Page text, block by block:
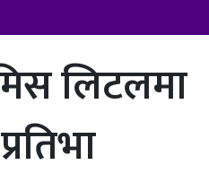
लिटलमा